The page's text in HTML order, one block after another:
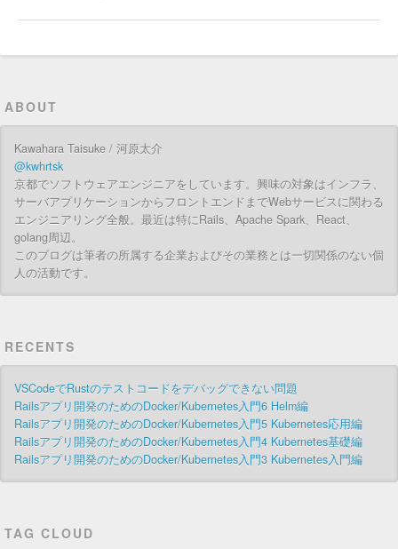
ABOUT
Kawahara Taisuke / 河原太介
@kwhrtsk
京都でソフトウェアエンジニアをしています。興味の対象はインフラ、
サーバアプリケーションからフロントエンドまでWebサービスに関わる
エンジニアリング全般。最近は特にRails、Apache Spark、React、
golang周辺。
このブログは筆者の所属する企業およびその業務とは一切関係のない個
人の活動です。
RECENTS
VSCodeでRustのテストコードをデバッグできない問題
Railsアプリ開発のためのDocker/Kubernetes入門6 Helm編
Railsアプリ開発のためのDocker/Kubernetes入門5 Kubernetes応用編
Railsアプリ開発のためのDocker/Kubernetes入門4 Kubernetes基礎編
Railsアプリ開発のためのDocker/Kubernetes入門3 Kubernetes入門編
TAG CLOUD